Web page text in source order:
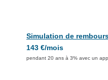
Simulation de
143 €/mois
pendant 20 ans à 3% avec un